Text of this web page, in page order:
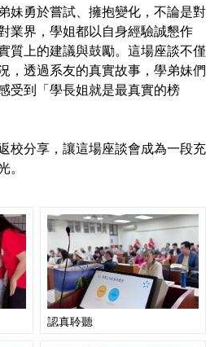
分學程
域
妹勇於嘗試、擁抱變化，不論是對
業界，學姐都以自身經驗誠懇作
質上的建議與鼓勵。這場座談不僅
，透過系友的真實故事，學弟妹們
受到「學長姐就是最真實的榜
校分享，讓這場座談會成為一段充
認真聆聽